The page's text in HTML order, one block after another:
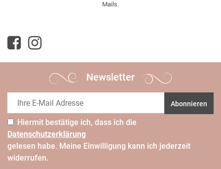
Mails.
Newsletter
Abonnieren
Hiermit bestätige ich, dass ich die
Daten­schutz­erklärung
gelesen habe. Meine Einwilligung kann ich jederzeit
widerrufen.